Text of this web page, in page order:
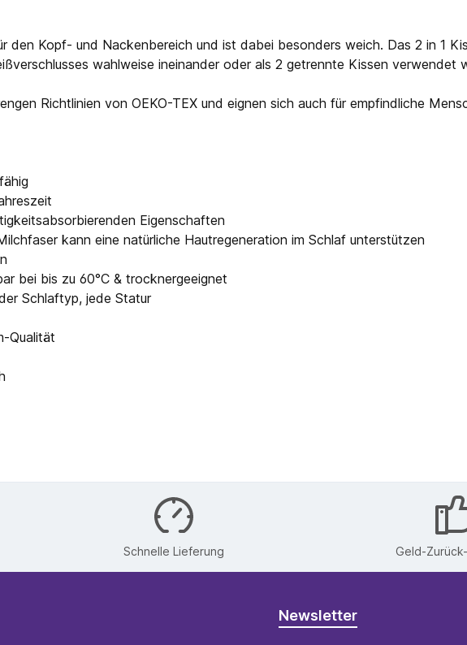
Kopf- und Nackenbereich und ist dabei besonders weich. Das 2 in 1
wahlweise ineinander oder als 2 getrennte Kissen verwendet
Richtlinien von OEKO-TEX und eignen sich auch für empfindliche
Eigenschaften
kann eine natürliche Hautregeneration im Schlaf unterstützen
bei bis zu 60°C & trocknergeeignet
Schlaftyp, jede Statur
Qualität
Schnelle Lieferung Geld-
Newsletter